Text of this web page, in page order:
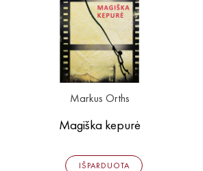
Markus Orths
Magiška kepurė
IŠPARDUOTA